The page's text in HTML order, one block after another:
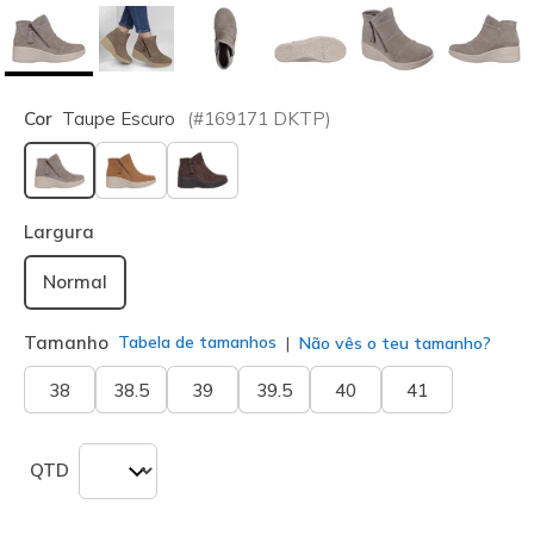
Cor Taupe Escuro (#169171 DKTP)
selecionado
Largura
Normal
Tamanho Tabela de tamanhos Não vês o teu tamanho?
38 38.5 39 39.5 40 41
QTD